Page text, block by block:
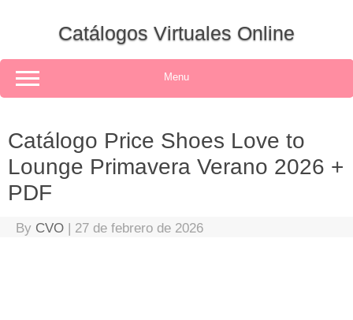
Catálogos Virtuales Online
Menu
Catálogo Price Shoes Love to
Lounge Primavera Verano 2026 +
PDF
By CVO | 27 de febrero de 2026